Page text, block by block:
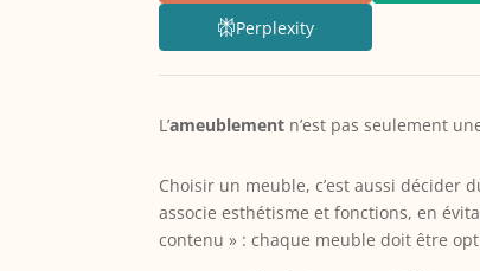
Perplexity
L’ameublement n’est pas seulement
Choisir un meuble, c’est aussi décider
associe esthétisme et fonctions, en
contenu » : chaque meuble doit être